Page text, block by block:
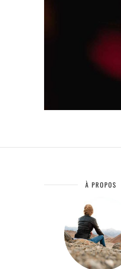
À PROPOS